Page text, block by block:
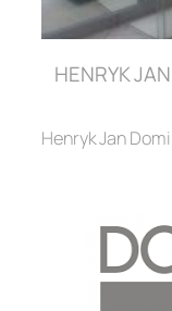
HENRYK
Henryk Jan